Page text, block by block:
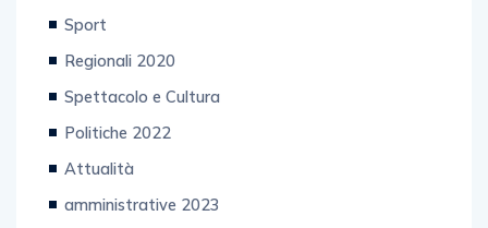
Sport
Regionali 2020
Spettacolo e Cultura
Politiche 2022
Attualità
amministrative 2023